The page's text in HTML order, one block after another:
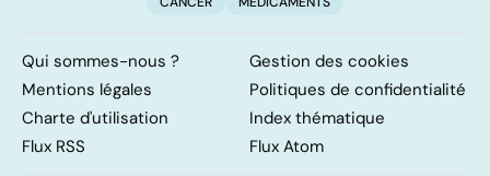
Qui sommes-nous ?
Gestion des cookies
Mentions légales
Politiques de confidentialité
Charte d'utilisation
Index thématique
Flux RSS
Flux Atom